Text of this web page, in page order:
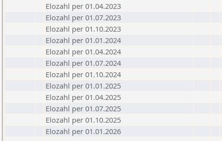
Elozahl per 01.04.2023
Elozahl per 01.07.2023
Elozahl per 01.10.2023
Elozahl per 01.01.2024
Elozahl per 01.04.2024
Elozahl per 01.07.2024
Elozahl per 01.10.2024
Elozahl per 01.01.2025
Elozahl per 01.04.2025
Elozahl per 01.07.2025
Elozahl per 01.10.2025
Elozahl per 01.01.2026